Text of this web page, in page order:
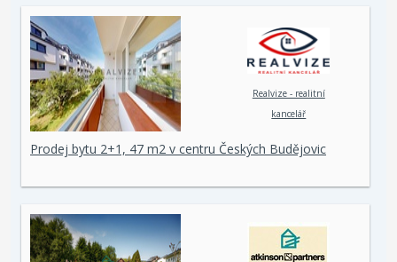
Realvize - realitní
kancelář
Prodej bytu 2+1, 47 m2 v centru Českých Budějovic